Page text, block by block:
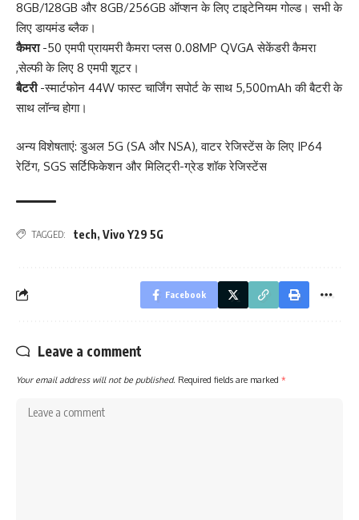
8GB/128GB और 8GB/256GB ऑप्शन के लिए टाइटेनियम गोल्ड। सभी के
लिए डायमंड ब्लैक।
कैमरा-50 एमपी प्रायमरी कैमरा प्लस 0.08MP QVGA सेकेंडरी कैमरा
,सेल्फी के लिए 8 एमपी शूटर।
बैटरी-स्मार्टफोन 44W फास्ट चार्जिंग सपोर्ट के साथ 5,500mAh की बैटरी के
साथ लॉन्च होगा।
अन्य विशेषताएं: डुअल 5G (SA और NSA), वाटर रेजिस्टेंस के लिए IP64
रेटिंग, SGS सर्टिफिकेशन और मिलिट्री-ग्रेड शॉक रेजिस्टेंस
TAGGED: tech, Vivo Y29 5G
Facebook
Leave a comment
Your email address will not be published. Required fields are marked *